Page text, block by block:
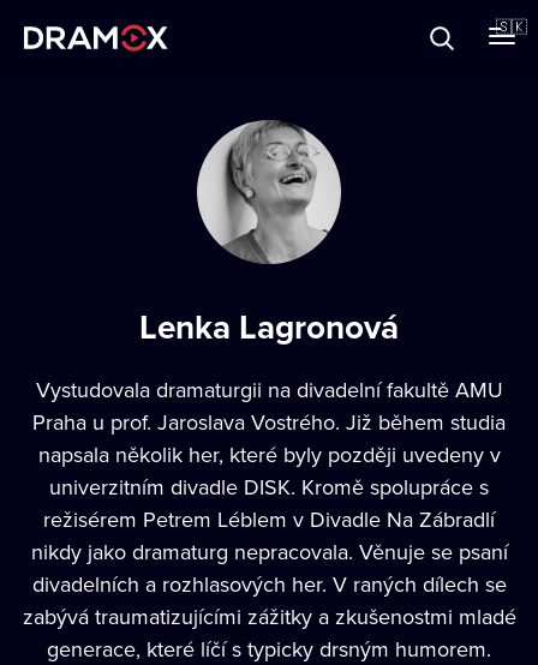
🇸🇰
Lenka Lagronová
Vystudovala dramaturgii na divadelní fakultě AMU
Praha u prof. Jaroslava Vostrého. Již během studia
napsala několik her, které byly později uvedeny v
univerzitním divadle DISK. Kromě spolupráce s
režisérem Petrem Léblem v Divadle Na Zábradlí
nikdy jako dramaturg nepracovala. Věnuje se psaní
divadelních a rozhlasových her. V raných dílech se
zabývá traumatizujícími zážitky a zkušenostmi mladé
generace, které líčí s typicky drsným humorem.